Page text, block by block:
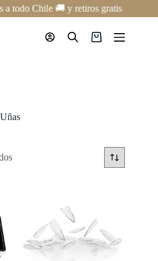
todo Chile 🚚 y retiros gratis en
Carro